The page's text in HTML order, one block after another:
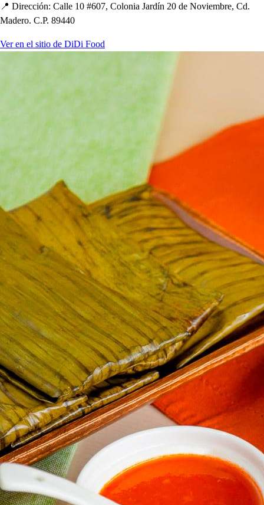
📍 Dirección: Calle 10 #607, Colonia Jardín 20 de Noviembre, Cd.
Madero. C.P. 89440
Ver en el sitio de DiDi Food